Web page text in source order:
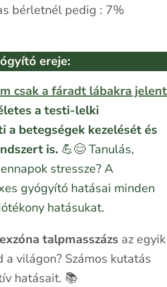
bérletnél pedig : 7%
ereje:
csak a fáradt lábakra jelent
a testi-lelki
a betegségek kezelését és
is. 💪😊 Tanulás,
stressze? A
gyógyító hatásai minden
hatásukat.
talpmasszázs az egyik
világon? Számos kutatás
hatásait. 📚